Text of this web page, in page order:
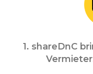
1. shareDnC